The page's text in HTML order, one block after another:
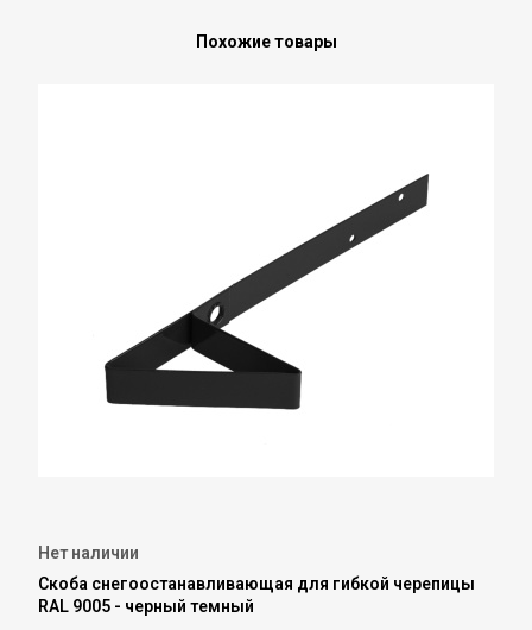
Похожие товары
Нет наличии
Скоба снегоостанавливающая для гибкой черепицы
RAL 9005 - черный темный